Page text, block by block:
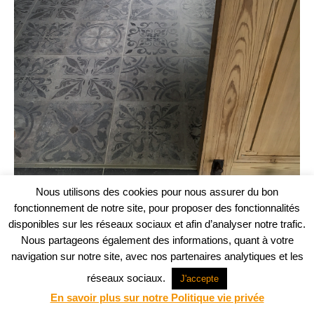
Projet web -Agence Communication Support
© ABM Architectes 2023
Nous utilisons des cookies pour nous assurer du bon
fonctionnement de notre site, pour proposer des fonctionnalités
disponibles sur les réseaux sociaux et afin d’analyser notre trafic.
Nous partageons également des informations, quant à votre
navigation sur notre site, avec nos partenaires analytiques et les
réseaux sociaux.
J'accepte
En savoir plus sur notre Politique vie privée